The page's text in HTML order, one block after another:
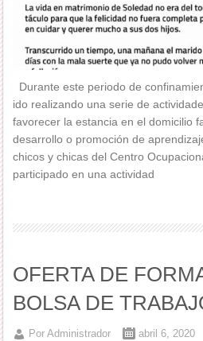
Durante este periodo de
ido realizando una serie de
favorecer la estancia en el domicilio
desarrollo o promoción de
chicos y chicas del Centro
participado en una actividad
OFERTA DE
BOLSA DE
PorAdministrador
abril 6, 2020